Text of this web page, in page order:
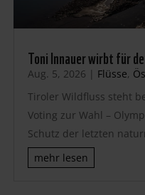
Toni Innauer wirbt für
Aug. 5, 2026 | Flüsse,
Tiroler Wildfluss steht
Voting zur Wahl –
Schutz der letzten
mehr lesen